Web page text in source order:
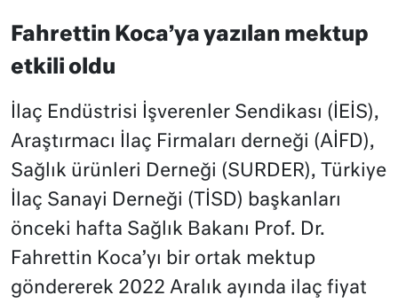
Fahrettin Koca’ya yazılan mektup
etkili oldu
İlaç Endüstrisi İşverenler Sendikası (İEİS),
Araştırmacı İlaç Firmaları derneği (AİFD),
Sağlık ürünleri Derneği (SURDER), Türkiye
İlaç Sanayi Derneği (TİSD) başkanları
önceki hafta Sağlık Bakanı Prof. Dr.
Fahrettin Koca’yı bir ortak mektup
göndererek 2022 Aralık ayında ilaç fiyat